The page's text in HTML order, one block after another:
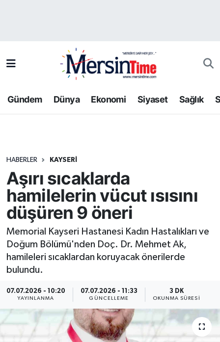
Gündem Dünya Ekonomi Siyaset Sağlık
HABERLER KAYSERI
Aşırı sıcaklarda
hamilelerin vücut ısısını
düşüren 9 öneri
Memorial Kayseri Hastanesi Kadın Hastalıkları ve
Doğum Bölümü'nden Doç. Dr. Mehmet Ak,
hamileleri sıcaklardan koruyacak önerilerde
bulundu.
07.07.2026 - 10:20
YAYINLANMA
07.07.2026 - 11:33
GÜNCELLEME
3 DK
OKUNMA SÜRESI
Bilim-Teknoloji
Dünya
Ekonomi
Gündem
Kültür-Sanat
Resmi İlan
Sağlık
Siyaset
Spor
Yaşam
Trafik Durumu
Tüm Manşetler
Haber Arşivi